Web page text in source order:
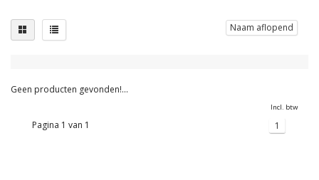
Naam aflopend
Geen producten gevonden!...
Incl. btw
Pagina 1 van 1 1